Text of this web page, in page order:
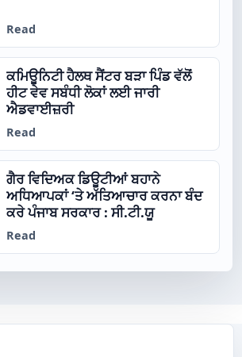
Read
ਕਮਿਊਨਿਟੀ ਹੈਲਥ ਸੈਂਟਰ ਬੜਾ ਪਿੰਡ ਵੱਲੋਂ
ਹੀਟ ਵੇਵ ਸਬੰਧੀ ਲੋਕਾਂ ਲਈ ਜਾਰੀ
ਐਡਵਾਈਜ਼ਰੀ
Read
ਗੈਰ ਵਿਦਿਅਕ ਡਿਊਟੀਆਂ ਬਹਾਨੇ
ਅਧਿਆਪਕਾਂ ‘ਤੇ ਅੱਤਿਆਚਾਰ ਕਰਨਾ ਬੰਦ
ਕਰੇ ਪੰਜਾਬ ਸਰਕਾਰ : ਸੀ.ਟੀ.ਯੂ
Read